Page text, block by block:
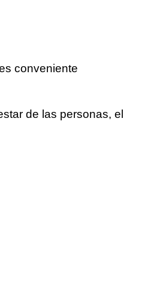
conveniente
de las personas, el